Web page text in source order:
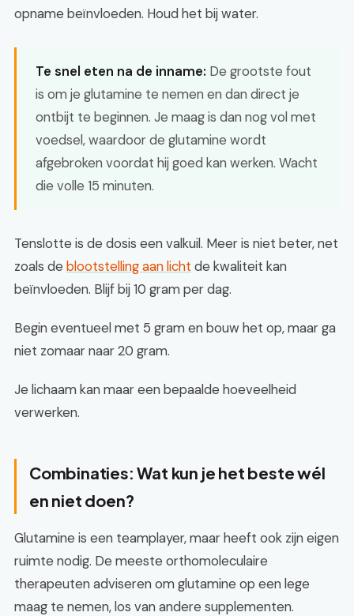
opname beïnvloeden. Houd het bij water.
Te snel eten na de inname: De grootste fout
is om je glutamine te nemen en dan direct je
ontbijt te beginnen. Je maag is dan nog vol met
voedsel, waardoor de glutamine wordt
afgebroken voordat hij goed kan werken. Wacht
die volle 15 minuten.
Tenslotte is de dosis een valkuil. Meer is niet beter, net
zoals de blootstelling aan licht de kwaliteit kan
beïnvloeden. Blijf bij 10 gram per dag.
Begin eventueel met 5 gram en bouw het op, maar ga
niet zomaar naar 20 gram.
Je lichaam kan maar een bepaalde hoeveelheid
verwerken.
Combinaties: Wat kun je het beste wél
en niet doen?
Glutamine is een teamplayer, maar heeft ook zijn eigen
ruimte nodig. De meeste orthomoleculaire
therapeuten adviseren om glutamine op een lege
maag te nemen, los van andere supplementen.